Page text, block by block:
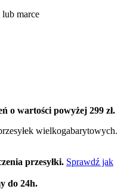
marce
o wartości powyżej 299 zł.
wielkogabarytowych.
przesyłki. Sprawdź jak
do 24h.